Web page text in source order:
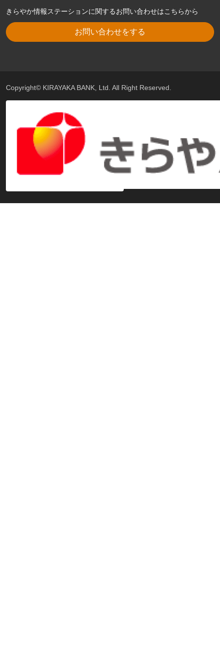
きらやか情報ステーションに関するお問い合わせはこちらから
お問い合わせをする
Copyright© KIRAYAKA BANK, Ltd. All Right Reserved.